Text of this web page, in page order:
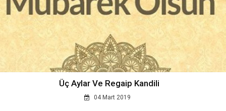
Üç Aylar Ve Regaip Kandili
04 Mart 2019